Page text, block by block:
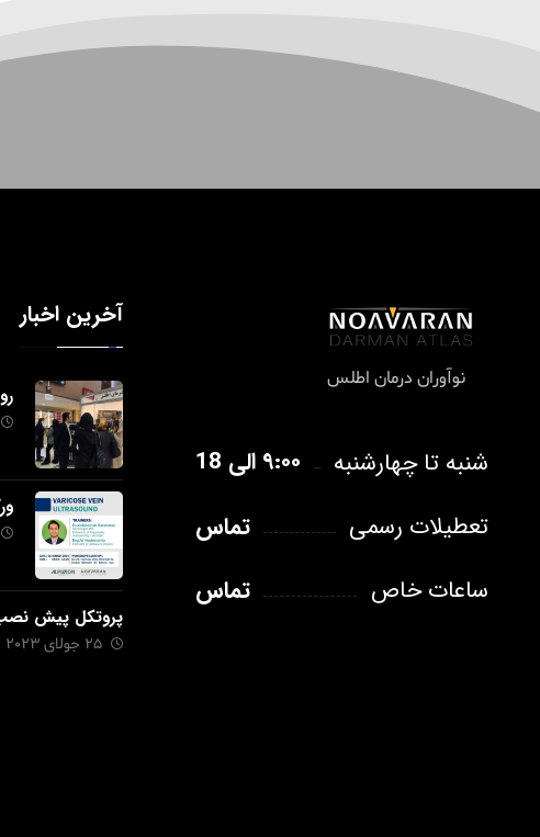
نوآوران درمان اطلس
شنبه تا چهارشنبه
۹:۰۰ الی 18
تعطیلات رسمی
تماس
ساعات خاص
تماس
آخرین اخبار
پروتکل پیش
25 جولای 2023